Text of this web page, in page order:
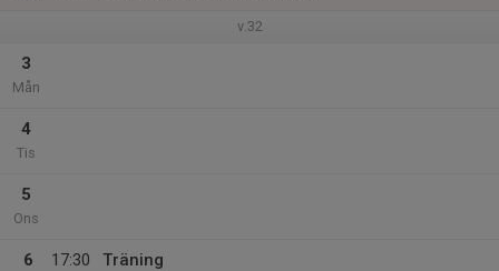
v.32
3
Mån
4
Tis
5
Ons
6
17:30
Träning